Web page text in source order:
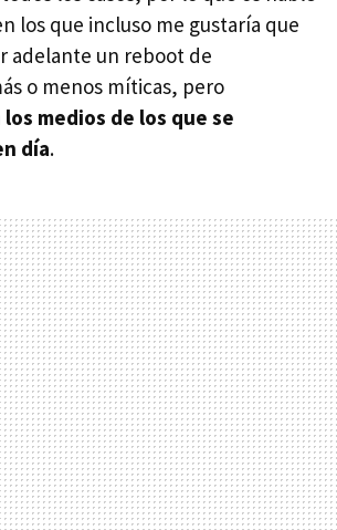
los que incluso me gustaría que
adelante un reboot de
o menos míticas, pero
medios de los que se
día.